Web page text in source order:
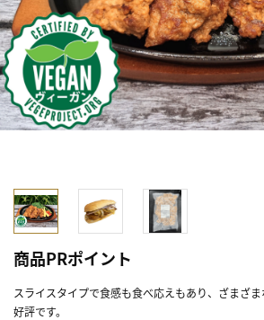
商品PRポイント
スライスタイプで食感も食べ応えもあり、ざまざま
好評です。